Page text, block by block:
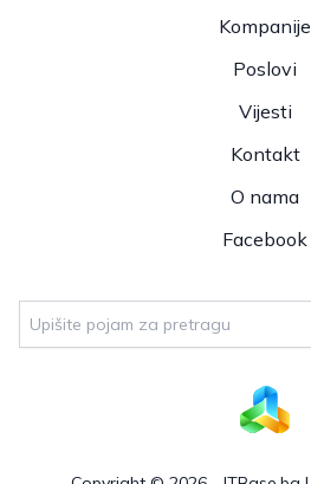
Kompanije
Poslovi
Vijesti
Kontakt
O nama
Facebook